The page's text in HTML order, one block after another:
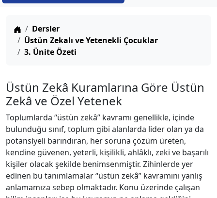
Anasayfa
Dersler
Üstün Zekalı ve Yetenekli Çocuklar
3. Ünite Özeti
Üstün Zekâ Kuramlarına Göre Üstün
Zekâ ve Özel Yetenek
Toplumlarda “üstün zekâ” kavramı genellikle, içinde
bulunduğu sınıf, toplum gibi alanlarda lider olan ya da
potansiyeli barındıran, her soruna çözüm üreten,
kendine güvenen, yeterli, kişilikli, ahlâklı, zeki ve başarılı
kişiler olacak şekilde benimsenmiştir. Zihinlerde yer
edinen bu tanımlamalar “üstün zekâ” kavramını yanlış
anlamamıza sebep olmaktadır. Konu üzerinde çalışan